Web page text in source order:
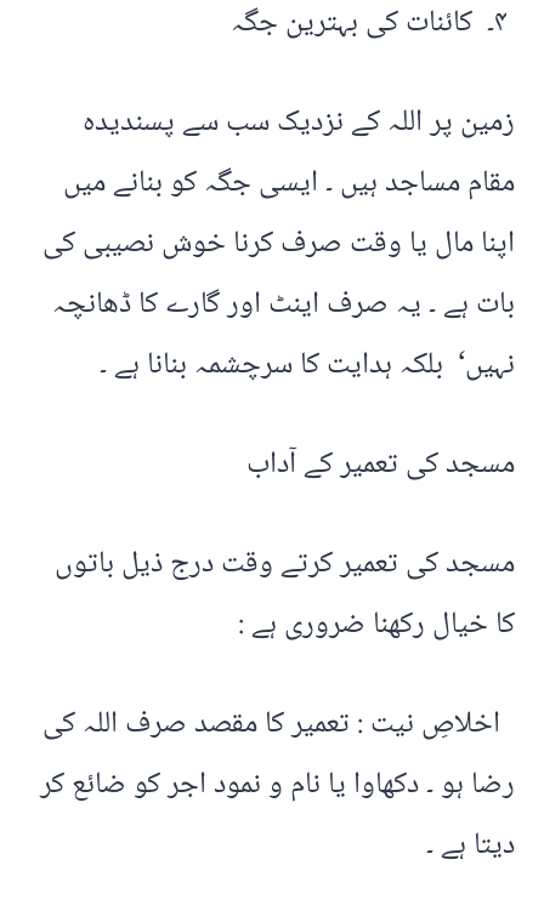
زمین پر اللہ کے نزدیک سب سے پسندیدہ
مقام مساجد ہیں ۔ ایسی جگہ کو بنانے میں
اپنا مال یا وقت صرف کرنا خوش نصیبی کی
بات ہے ۔ یہ صرف اینٹ اور گارے کا ڈھانچہ
نہیں‘ بلکہ ہدایت کا سرچشمہ بنانا ہے ۔
مسجد کی تعمیر کے آداب
مسجد کی تعمیر کرتے وقت درج ذیل باتوں
کا خیال رکھنا ضروری ہے :
اخلاصِ نیت : تعمیر کا مقصد صرف اللہ کی
رضا ہو ۔ دکھاوا یا نام و نمود اجر کو ضائع کر
دیتا ہے ۔